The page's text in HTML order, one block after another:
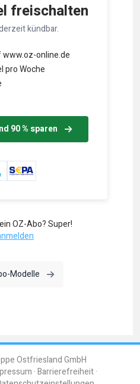
freischalten
kündbar.
online.de
pro Woche
90 % sparen
OZ-Abo? Super!
Modelle
Ostfriesland GmbH
Barrierefreiheit